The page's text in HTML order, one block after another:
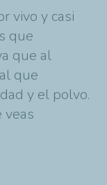
vivo y casi
que
que al
que
y el polvo.
veas